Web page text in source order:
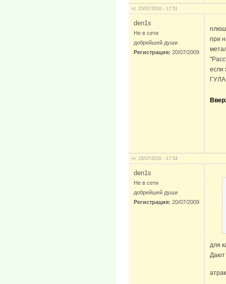
чт, 15/07/2010 - 17:51
den1s
Не в сети
добрейшей души
Регистрация: 20/07/2009
при
если
чт, 15/07/2010 - 17:54
den1s
Не в сети
добрейшей души
Регистрация: 20/07/2009
для
Дают